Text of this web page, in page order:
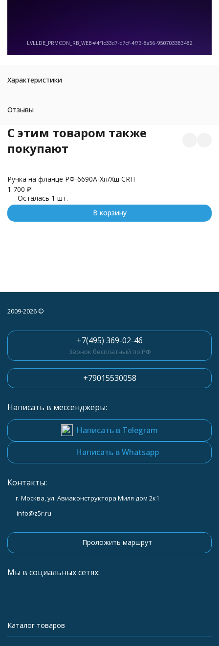
Характеристики
Отзывы
C этим товаром также
покупают
Ручка на фланце РФ-6690А-Хп/Хш CRIT
1 700 ₽
Осталась 1 шт.
В корзину
2009-2026 ©
+7(495) 369-02-46
Звонок бесплатный по РФ
+79015530058
Написать в мессенджеры:
Написать в Telegram
Написать в Whatsapp
Контакты:
г. Москва, ул. Авиаконструктора Миля дом 2к1
info@z5r.ru
Проложить маршрут
Мы в социальных сетях:
Каталог товаров